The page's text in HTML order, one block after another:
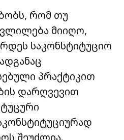
რომ თუ
მიიღო,
საკონსტიტუციო
პრაქტიკით
დარღვევით